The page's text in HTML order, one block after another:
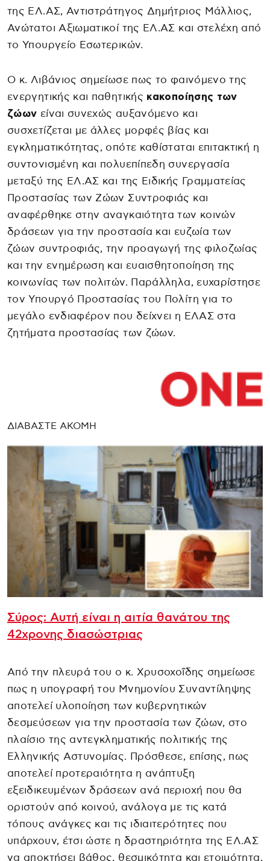
της ΕΛ.ΑΣ, Αντιστράτηγος Δημήτριος Μάλλιος,
Ανώτατοι Αξιωματικοί της ΕΛ.ΑΣ και στελέχη από
το Υπουργείο Εσωτερικών.
Ο κ. Λιβάνιος σημείωσε πως το φαινόμενο της
ενεργητικής και παθητικής κακοποίησης των
ζώων είναι συνεχώς αυξανόμενο και
συσχετίζεται με άλλες μορφές βίας και
εγκληματικότητας, οπότε καθίσταται επιτακτική η
συντονισμένη και πολυεπίπεδη συνεργασία
μεταξύ της ΕΛ.ΑΣ και της Ειδικής Γραμματείας
Προστασίας των Ζώων Συντροφιάς και
αναφέρθηκε στην αναγκαιότητα των κοινών
δράσεων για την προστασία και ευζωία των
ζώων συντροφιάς, την προαγωγή της φιλοζωίας
και την ενημέρωση και ευαισθητοποίηση της
κοινωνίας των πολιτών. Παράλληλα, ευχαρίστησε
τον Υπουργό Προστασίας του Πολίτη για το
μεγάλο ενδιαφέρον που δείχνει η ΕΛΑΣ στα
ζητήματα προστασίας των ζώων.
ΔΙΑΒΑΣΤΕ ΑΚΟΜΗ
Σύρος: Αυτή είναι η αιτία θανάτου της
42χρονης διασώστριας
Από την πλευρά του ο κ. Χρυσοχοΐδης σημείωσε
πως η υπογραφή του Μνημονίου Συναντίληψης
αποτελεί υλοποίηση των κυβερνητικών
δεσμεύσεων για την προστασία των ζώων, στο
πλαίσιο της αντεγκληματικής πολιτικής της
Ελληνικής Αστυνομίας. Πρόσθεσε, επίσης, πως
αποτελεί προτεραιότητα η ανάπτυξη
εξειδικευμένων δράσεων ανά περιοχή που θα
οριστούν από κοινού, ανάλογα με τις κατά
τόπους ανάγκες και τις ιδιαιτερότητες που
υπάρχουν, έτσι ώστε η δραστηριότητα της ΕΛ.ΑΣ
να αποκτήσει βάθος, θεσμικότητα και ετοιμότητα,